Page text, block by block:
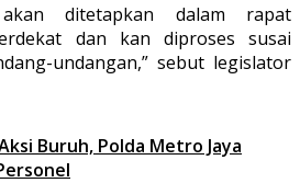
ditetapkan dalam rapat
dan kan diproses susai
undangan,” sebut legislator
Buruh, Polda Metro Jaya